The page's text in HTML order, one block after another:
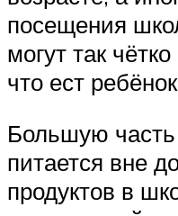
посещения
могут так
что ест
Большую
питается вне
продуктов в